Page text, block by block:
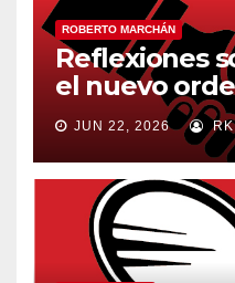
ROBERTO MARCHÁN
Reflexiones
el nuevo
JUN 22, 2026 RK